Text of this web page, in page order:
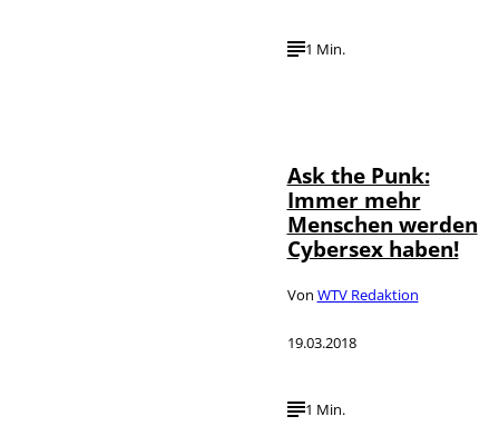
1 Min.
Ask the Punk:
Immer mehr
Menschen werden
Cybersex haben!
Von WTV Redaktion
19.03.2018
1 Min.